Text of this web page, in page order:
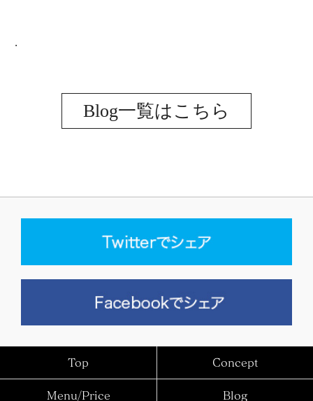
.
Blog一覧はこちら
Top Concept
Menu/Price Blog